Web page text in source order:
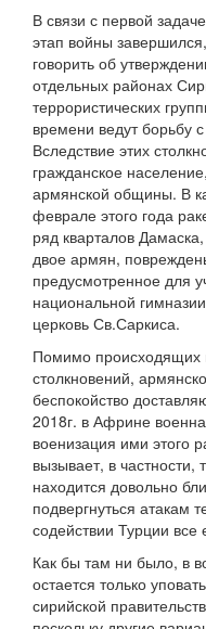
В связи с первой
этап войны
говорить об
отдельных районах
террористических
времени ведут борьбу
Вследствие этих
гражданское
армянской общины. В
феврале этого года
ряд кварталов
двое армян,
предусмотренное для
национальной
церковь Св.Саркиса.
Помимо происходящих
столкновений,
беспокойство
2018г. в Африне
военизация ими этого
вызывает, в частности,
находится довольно
подвергнуться атакам
содействии Турции
Как бы там ни было, в
остается только
сирийской